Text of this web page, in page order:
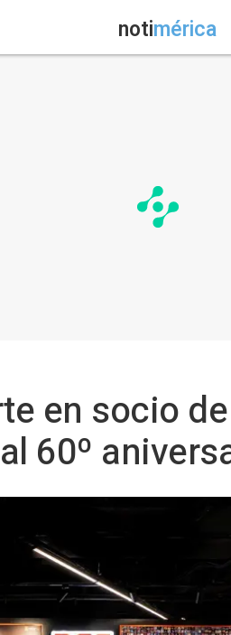
notimérica
en socio
60º